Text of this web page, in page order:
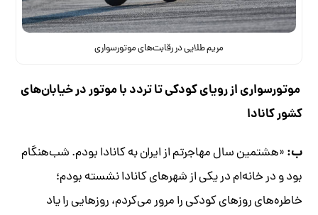
مریم طلایی در رقابت‌های موتورسواری
موتورسواری از رویای کودکی تا تردد با موتور در خیابان‌های
کشور کانادا
ب:«هشتمین سال مهاجرتم از ایران به کانادا بودم. شب‌هنگام
بود و در خانه‌ام در یکی از شهر‌های کانادا نشسته بودم؛
خاطره‌های روز‌های کودکی را مرور می‌‌کردم، روز‌هایی را یاد